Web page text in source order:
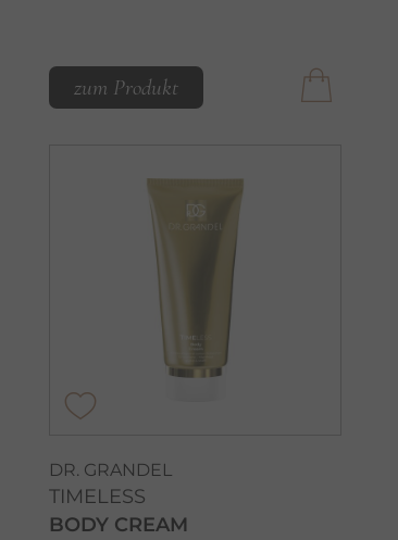
zum Produkt
DR. GRANDEL
TIMELESS
BODY CREAM